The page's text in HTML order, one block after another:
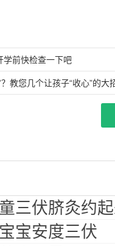
学前快检查一下吧
教您几个让孩子“收心”的大
三伏脐灸约
宝安度三伏